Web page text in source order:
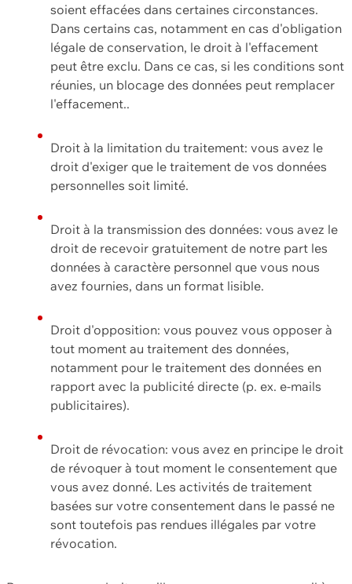
soient effacées dans certaines circonstances.
Dans certains cas, notamment en cas d'obligation
légale de conservation, le droit à l'effacement
peut être exclu. Dans ce cas, si les conditions sont
réunies, un blocage des données peut remplacer
l'effacement..
Droit à la limitation du traitement: vous avez le
droit d'exiger que le traitement de vos données
personnelles soit limité.
Droit à la transmission des données: vous avez le
droit de recevoir gratuitement de notre part les
données à caractère personnel que vous nous
avez fournies, dans un format lisible.
Droit d'opposition: vous pouvez vous opposer à
tout moment au traitement des données,
notamment pour le traitement des données en
rapport avec la publicité directe (p. ex. e-mails
publicitaires).
Droit de révocation: vous avez en principe le droit
de révoquer à tout moment le consentement que
vous avez donné. Les activités de traitement
basées sur votre consentement dans le passé ne
sont toutefois pas rendues illégales par votre
révocation.